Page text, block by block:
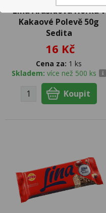
Lina Arašídová Hořká v
Kakaové Polevě 50g
Sedita
16 Kč
Cena za: 1 ks
Skladem: více než 500 ks